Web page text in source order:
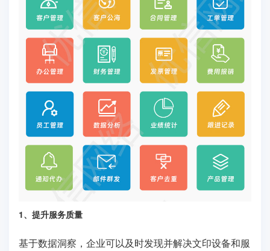
1、提升服务质量
基于数据洞察，企业可以及时发现并解决文印设备和服